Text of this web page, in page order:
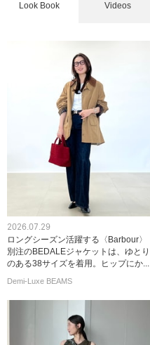
Look Book Videos
2026.07.29
ロングシーズン活躍する〈Barbour〉
別注のBEDALEジャケットは、ゆとり
のある38サイズを着用。ヒップにか...
Demi-Luxe BEAMS